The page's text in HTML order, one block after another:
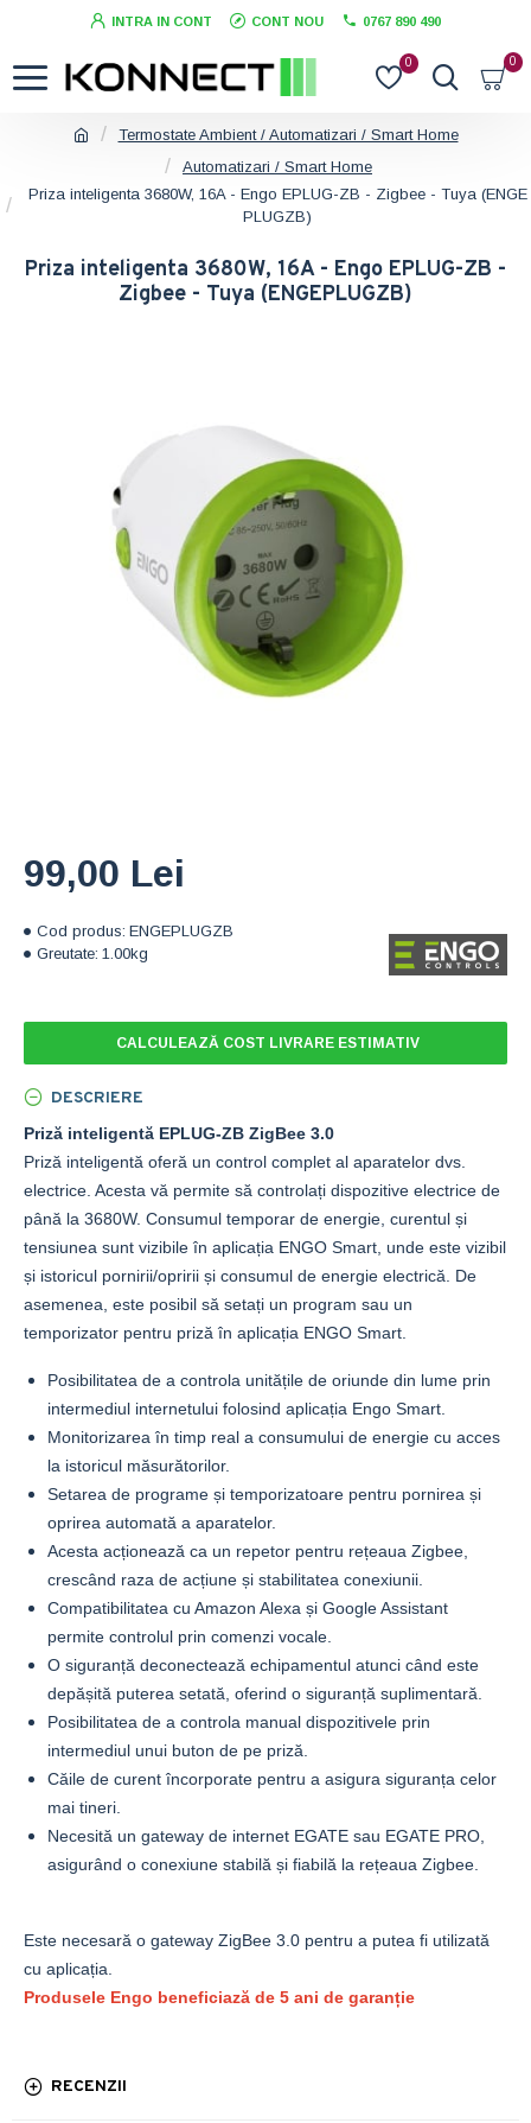
INTRA IN CONT CONT NOU 0767 890 490
0 0
Termostate Ambient / Automatizari / Smart Home
Automatizari / Smart Home
Priza inteligenta 3680W, 16A - Engo EPLUG-ZB - Zigbee - Tuya (ENGE
PLUGZB)
Priza inteligenta 3680W, 16A - Engo EPLUG-ZB -
Zigbee - Tuya (ENGEPLUGZB)
Cod produs: ENGEPLUGZB
Greutate: 1.00kg
99,00 Lei
CALCULEAZĂ COST LIVRARE ESTIMATIV
DESCRIERE
Priză inteligentă EPLUG-ZB ZigBee 3.0
Priză inteligentă oferă un control complet al aparatelor dvs.
electrice. Acesta vă permite să controlați dispozitive electrice de
până la 3680W. Consumul temporar de energie, curentul și
tensiunea sunt vizibile în aplicația ENGO Smart, unde este vizibil
și istoricul pornirii/opririi și consumul de energie electrică. De
asemenea, este posibil să setați un program sau un
temporizator pentru priză în aplicația ENGO Smart.
Posibilitatea de a controla unitățile de oriunde din lume prin
intermediul internetului folosind aplicația Engo Smart.
Monitorizarea în timp real a consumului de energie cu acces
la istoricul măsurătorilor.
Setarea de programe și temporizatoare pentru pornirea și
oprirea automată a aparatelor.
Acesta acționează ca un repetor pentru rețeaua Zigbee,
crescând raza de acțiune și stabilitatea conexiunii.
Compatibilitatea cu Amazon Alexa și Google Assistant
permite controlul prin comenzi vocale.
O siguranță deconectează echipamentul atunci când este
depășită puterea setată, oferind o siguranță suplimentară.
Posibilitatea de a controla manual dispozitivele prin
intermediul unui buton de pe priză.
Căile de curent încorporate pentru a asigura siguranța celor
mai tineri.
Necesită un gateway de internet EGATE sau EGATE PRO,
asigurând o conexiune stabilă și fiabilă la rețeaua Zigbee.
Este necesară o gateway ZigBee 3.0 pentru a putea fi utilizată
cu aplicația.
Produsele Engo beneficiază de 5 ani de garanție
RECENZII